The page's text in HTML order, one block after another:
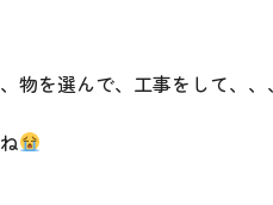
を選んで、工事をして、、、